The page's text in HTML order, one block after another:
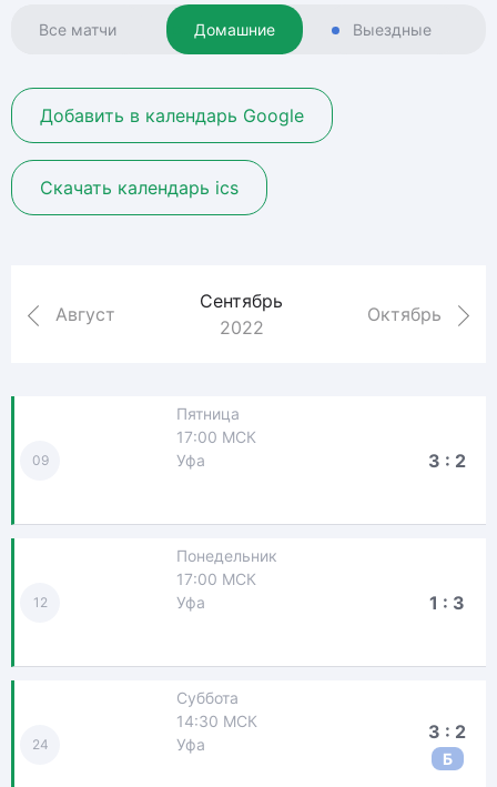
Все матчи Домашние Выездные
Добавить в календарь Google
Скачать календарь ics
Август
Сентябрь
2022
Октябрь
09
Пятница
17:00 МСК
Уфа
3 : 2
12
Понедельник
17:00 МСК
Уфа
1 : 3
24
Суббота
14:30 МСК
Уфа
3 : 2
Б